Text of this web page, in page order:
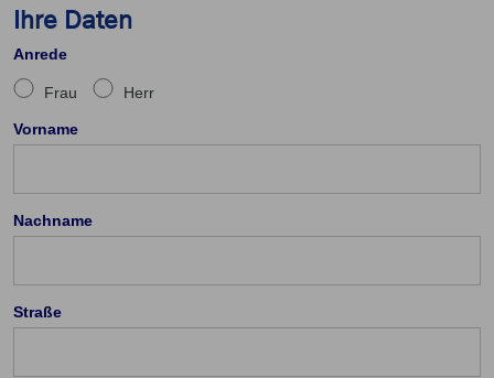
Ihre Daten
Anrede
Frau Herr
Vorname
Nachname
Straße